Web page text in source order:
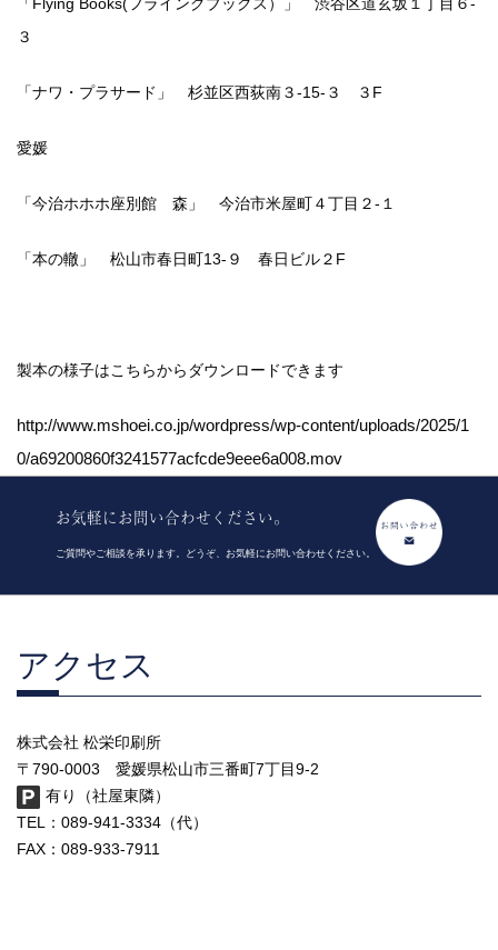
３
「ナワ・プラサード」 杉並区西荻南３-15-３ ３F
愛媛
「今治ホホホ座別館 森」 今治市米屋町４丁目２-１
「本の轍」 松山市春日町13-９ 春日ビル２F
製本の様子はこちらからダウンロードできます
http://www.mshoei.co.jp/wordpress/wp-content/uploads/2025/1
0/a69200860f3241577acfcde9eee6a008.mov
お気軽にお問い合わせください。
ご質問やご相談を承ります。どうぞ、お気軽にお問い合わせください。
アクセス
株式会社 松栄印刷所
〒790-0003 愛媛県松山市三番町7丁目9-2
有り（社屋東隣）
TEL：089-941-3334（代）
FAX：089-933-7911